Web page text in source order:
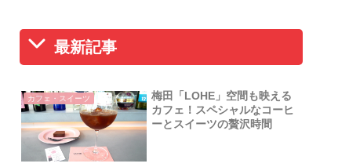
最新記事
カフェ・スイーツ
梅田「LOHE」空間も映える
カフェ！スペシャルなコーヒ
ーとスイーツの贅沢時間